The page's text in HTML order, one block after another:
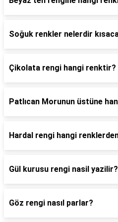
Soğuk renkler nelerdir
Çikolata rengi hangi renktir?
Patlıcan Morunun üstüne
Hardal rengi hangi
Gül kurusu rengi nasil yazilir?
Göz rengi nasıl parlar?